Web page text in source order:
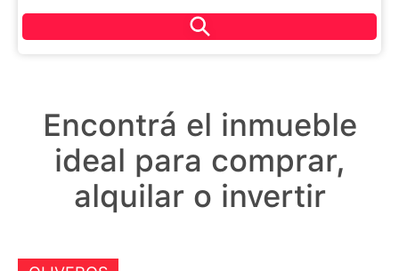
Encontrá el inmueble
ideal para comprar,
alquilar o invertir